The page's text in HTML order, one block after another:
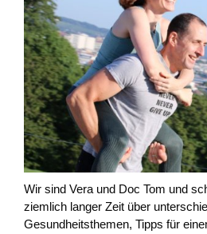
Wir sind Vera und Doc Tom und
ziemlich langer Zeit über
Gesundheitsthemen, Tipps für